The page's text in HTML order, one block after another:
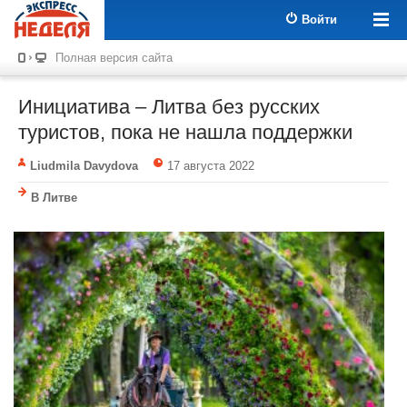
Войти
Полная версия сайта
Инициатива – Литва без русских
туристов, пока не нашла поддержки
Liudmila Davydova 17 августа 2022
В Литве